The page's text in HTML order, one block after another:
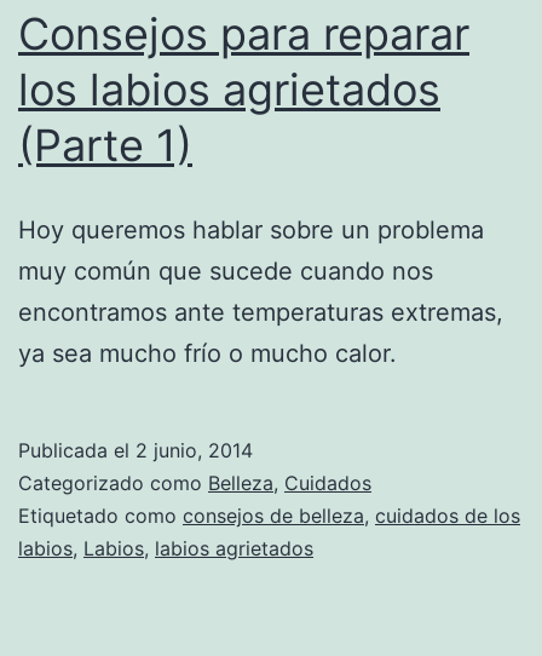
Consejos para reparar
los labios agrietados
(Parte 1)
Hoy queremos hablar sobre un problema
muy común que sucede cuando nos
encontramos ante temperaturas extremas,
ya sea mucho frío o mucho calor.
Publicada el 2 junio, 2014
Categorizado como Belleza, Cuidados
Etiquetado como consejos de belleza, cuidados de los
labios, Labios, labios agrietados